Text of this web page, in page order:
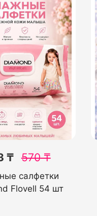
₸ 570₸
салфетки
Flovell 54 шт